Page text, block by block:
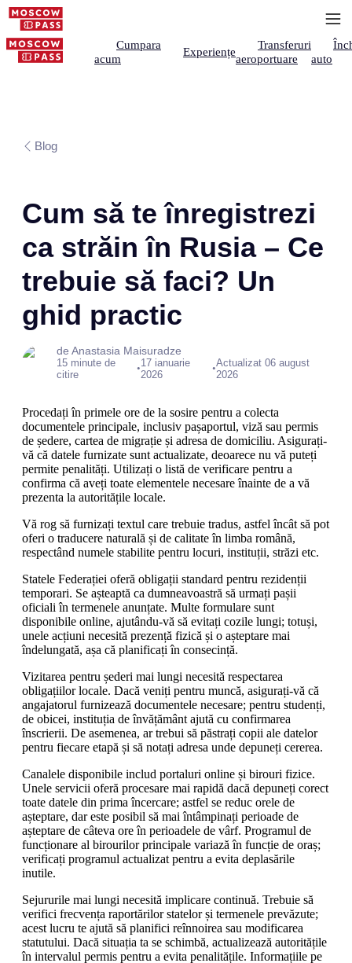
Cumpara
acum
Experiențe
Transferuri
aeroportuare
auto
Blog
Cum să te înregistrezi
ca străin în Rusia – Ce
trebuie să faci? Un
ghid practic
de Anastasia Maisuradze
15 minute de
citire
•17 ianuarie
2026
•Actualizat 06 august
2026
Procedați în primele ore de la sosire pentru a colecta
documentele principale, inclusiv pașaportul, viză sau permis
de ședere, cartea de migrație și adresa de domiciliu. Asigurați-
vă că datele furnizate sunt actualizate, deoarece nu vă puteți
permite penalități. Utilizați o listă de verificare pentru a
confirma că aveți toate elementele necesare înainte de a vă
prezenta la autoritățile locale.
Vă rog să furnizați textul care trebuie tradus, astfel încât să pot
oferi o traducere naturală și de calitate în limba română,
respectând numele stabilite pentru locuri, instituții, străzi etc.
Statele Federației oferă obligații standard pentru rezidenții
temporari. Se așteaptă ca dumneavoastră să urmați pașii
oficiali în termenele anunțate. Multe formulare sunt
disponibile online, ajutându-vă să evitați cozile lungi; totuși,
unele acțiuni necesită prezență fizică și o așteptare mai
îndelungată, așa că planificați în consecință.
Vizitarea pentru șederi mai lungi necesită respectarea
obligațiilor locale. Dacă veniți pentru muncă, asigurați-vă că
angajatorul furnizează documentele necesare; pentru studenți,
de obicei, instituția de învățământ ajută cu confirmarea
înscrierii. De asemenea, ar trebui să păstrați copii ale datelor
pentru fiecare etapă și să notați adresa unde depuneți cererea.
Canalele disponibile includ portaluri online și birouri fizice.
Unele servicii oferă procesare mai rapidă dacă depuneți corect
toate datele din prima încercare; astfel se reduc orele de
așteptare, dar este posibil să mai întâmpinați perioade de
așteptare de câteva ore în perioadele de vârf. Programul de
funcționare al birourilor principale variază în funcție de oraș;
verificați programul actualizat pentru a evita deplasările
inutile.
Sejururile mai lungi necesită implicare continuă. Trebuie să
verifici frecvența raportărilor statelor și termenele prevăzute;
acest lucru te ajută să planifici reînnoirea sau modificarea
statutului. Dacă situația ta se schimbă, actualizează autoritățile
în intervalul permis pentru a evita penalitățile. Informațiile pe